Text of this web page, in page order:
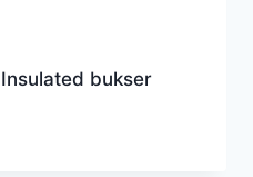
bukser